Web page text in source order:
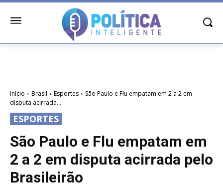
Início Brasil Esportes
São Paulo e Flu empatam em 2 a 2 em
disputa acirrada...
ESPORTES
São Paulo e Flu empatam em
2 a 2 em disputa acirrada pelo
Brasileirão